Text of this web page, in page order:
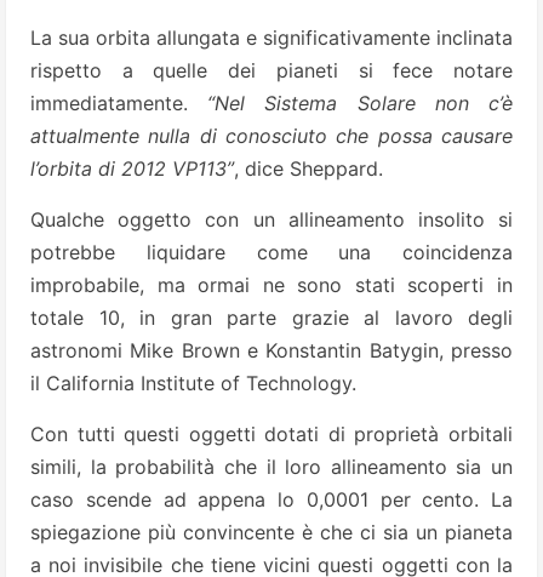
La sua orbita allungata e significativamente inclinata
rispetto a quelle dei pianeti si fece notare
immediatamente. “Nel Sistema Solare non c’è
attualmente nulla di conosciuto che possa causare
l’orbita di 2012 VP113”, dice Sheppard.
Qualche oggetto con un allineamento insolito si
potrebbe liquidare come una coincidenza
improbabile, ma ormai ne sono stati scoperti in
totale 10, in gran parte grazie al lavoro degli
astronomi Mike Brown e Konstantin Batygin, presso
il California Institute of Technology.
Con tutti questi oggetti dotati di proprietà orbitali
simili, la probabilità che il loro allineamento sia un
caso scende ad appena lo 0,0001 per cento. La
spiegazione più convincente è che ci sia un pianeta
a noi invisibile che tiene vicini questi oggetti con la